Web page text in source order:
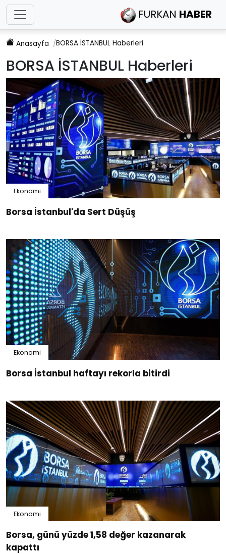
FURKAN HABER
Anasayfa BORSA İSTANBUL Haberleri
BORSA İSTANBUL Haberleri
Ekonomi
Borsa İstanbul'da Sert Düşüş
Ekonomi
Borsa İstanbul haftayı rekorla bitirdi
Ekonomi
Borsa, günü yüzde 1,58 değer kazanarak
kapattı